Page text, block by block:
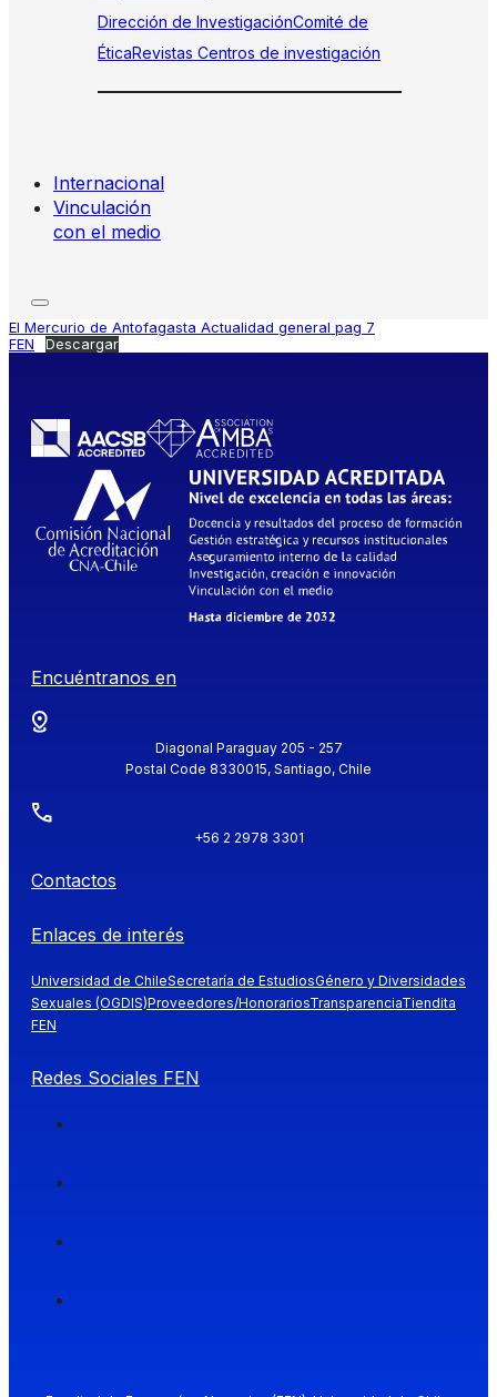
Dirección de InvestigaciónComité de
ÉticaRevistas Centros de investigación
Internacional
Vinculación
con el medio
El Mercurio de Antofagasta Actualidad general pag 7
FEN
Descargar
Encuéntranos en
Diagonal Paraguay 205 - 257
Postal Code 8330015, Santiago, Chile
+56 2 2978 3301
Contactos
Enlaces de interés
Universidad de ChileSecretaría de EstudiosGénero y Diversidades
Sexuales (OGDIS)Proveedores/HonorariosTransparenciaTiendita
FEN
Redes Sociales FEN